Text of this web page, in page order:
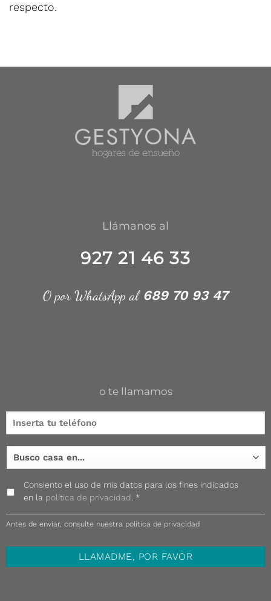
respecto.
Llámanos al
927 21 46 33
O por WhatsApp al 689 70 93 47
o te llamamos
Consiento el uso de mis datos para los fines indicados
en la política de privacidad . *
Antes de enviar, consulte nuestra política de privacidad